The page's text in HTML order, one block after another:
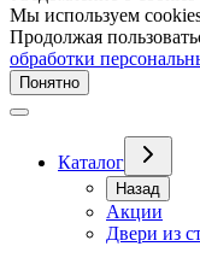
Мы используем
Продолжая
обработки
Понятно
Каталог
Назад
Акции
Двери из